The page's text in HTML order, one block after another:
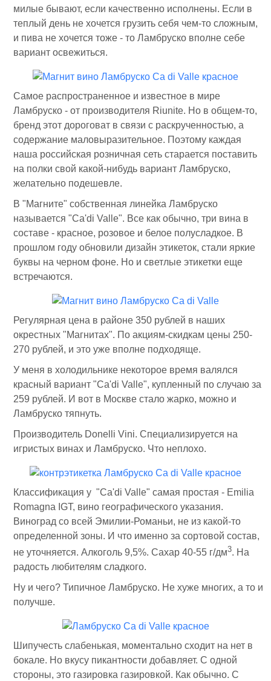
милые бывают, если качественно исполнены. Если в
теплый день не хочется грузить себя чем-то сложным,
и пива не хочется тоже - то Ламбруско вполне себе
вариант освежиться.
Самое распространенное и известное в мире
Ламбруско - от производителя Riunite. Но в общем-то,
бренд этот дороговат в связи с раскрученностью, а
содержание маловыразительное. Поэтому каждая
наша российская розничная сеть старается поставить
на полки свой какой-нибудь вариант Ламбруско,
желательно подешевле.
В "Магните" собственная линейка Ламбруско
называется "Ca'di Valle". Все как обычно, три вина в
составе - красное, розовое и белое полусладкое. В
прошлом году обновили дизайн этикеток, стали яркие
буквы на черном фоне. Но и светлые этикетки еще
встречаются.
Регулярная цена в районе 350 рублей в наших
окрестных "Магнитах". По акциям-скидкам цены 250-
270 рублей, и это уже вполне подходяще.
У меня в холодильнике некоторое время валялся
красный вариант "Ca'di Valle", купленный по случаю за
259 рублей. И вот в Москве стало жарко, можно и
Ламбруско тяпнуть.
Производитель Donelli Vini. Специализируется на
игристых винах и Ламбруско. Что неплохо.
Классификация у "Ca'di Valle" самая простая - Emilia
Romagna IGT, вино географического указания.
Виноград со всей Эмилии-Романьи, не из какой-то
определенной зоны. И что именно за сортовой состав,
не уточняется. Алкоголь 9,5%. Сахар 40-55 г/дм3. На
радость любителям сладкого.
Ну и чего? Типичное Ламбруско. Не хуже многих, а то и
получше.
Шипучесть слабенькая, моментально сходит на нет в
бокале. Но вкусу пикантности добавляет. С одной
стороны, это газировка газировкой. Как обычно. С